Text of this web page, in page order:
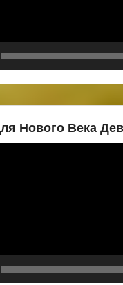
Нового Века